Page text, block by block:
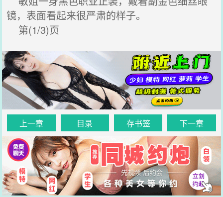
镜，表面看起来很严肃的样子。
第(1/3)页
上一章 目录 存书签 下一章